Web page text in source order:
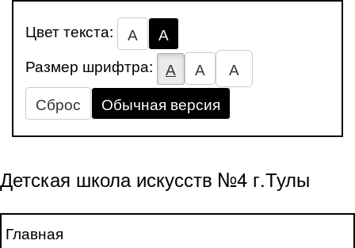
Цвет текста: А
А
Размер шрифтра:
А А
А
Сброс
Обычная версия
Детская школа искусств №4 г.Тулы
Главная